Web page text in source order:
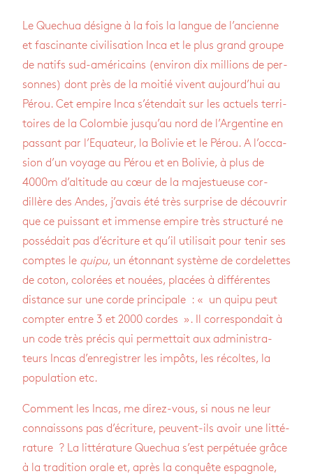
Le Que­chua désigne à la fois la langue de l’an­cienne
et fas­ci­nante civi­li­sa­tion Inca et le plus grand groupe
de natifs sud-amé­ri­cains (envi­ron dix mil­lions de per­
sonnes) dont près de la moi­tié vivent aujour­d’hui au
Pérou. Cet empire Inca s’éten­dait sur les actuels ter­ri­
toires de la Colom­bie jus­qu’au nord de l’Ar­gen­tine en
pas­sant par l’Equa­teur, la Boli­vie et le Pérou. A l’oc­ca­
sion d’un voyage au Pérou et en Boli­vie, à plus de
4000m d’al­ti­tude au cœur de la majes­tueuse cor­
dillère des Andes, j’avais été très sur­prise de décou­vrir
que ce puis­sant et immense empire très struc­turé ne
pos­sé­dait pas d’écri­ture et qu’il uti­li­sait pour tenir ses
comptes le quipu, un éton­nant sys­tème de cor­de­lettes
de coton, colo­rées et nouées, pla­cées à dif­fé­rentes
dis­tance sur une corde prin­ci­pale : « un quipu peut
comp­ter entre 3 et 2000 cordes ». Il cor­res­pon­dait à
un code très pré­cis qui per­met­tait aux admi­nis­tra­
teurs Incas d’en­re­gis­trer les impôts, les récoltes, la
popu­la­tion etc.
Com­ment les Incas, me direz-vous, si nous ne leur
connais­sons pas d’écri­ture, peuvent-ils avoir une lit­té­
ra­ture ? La lit­té­ra­ture Que­chua s’est per­pé­tuée grâce
à la tra­di­tion orale et, après la conquête espa­gnole,